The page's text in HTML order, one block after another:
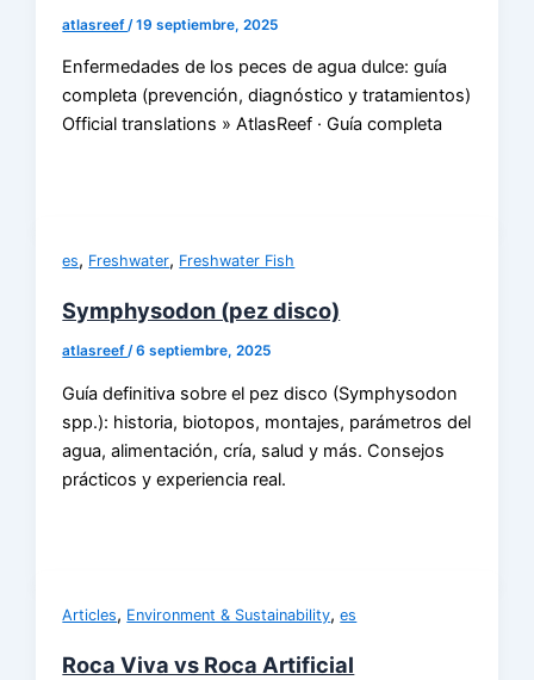
atlasreef/19 septiembre, 2025
Enfermedades de los peces de agua dulce: guía
completa (prevención, diagnóstico y tratamientos)
Official translations » AtlasReef · Guía completa
es, Freshwater, Freshwater Fish
Symphysodon (pez disco)
atlasreef/6 septiembre, 2025
Guía definitiva sobre el pez disco (Symphysodon
spp.): historia, biotopos, montajes, parámetros del
agua, alimentación, cría, salud y más. Consejos
prácticos y experiencia real.
Articles, Environment & Sustainability,es
Roca Viva vs Roca Artificial